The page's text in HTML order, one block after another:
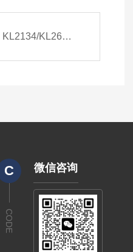
KL2622模块
C
CODE
微信咨询